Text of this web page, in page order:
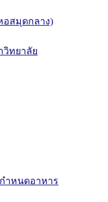
อสมุดกลาง)
ทยาลัย
ำหนดอาหาร